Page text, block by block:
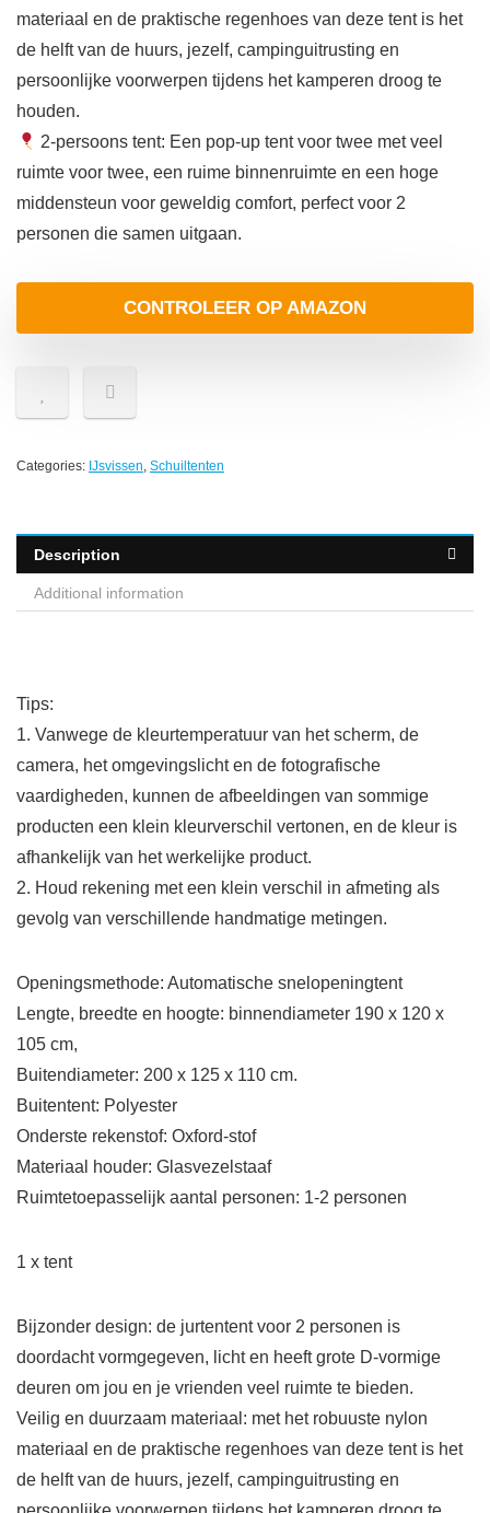
materiaal en de praktische regenhoes van deze tent is het
de helft van de huurs, jezelf, campinguitrusting en
persoonlijke voorwerpen tijdens het kamperen droog te
houden.
2-persoons tent: Een pop-up tent voor twee met veel
ruimte voor twee, een ruime binnenruimte en een hoge
middensteun voor geweldig comfort, perfect voor 2
personen die samen uitgaan.
CONTROLEER OP AMAZON
Categories: IJsvissen, Schuiltenten
Description
Additional information
Tips:
1. Vanwege de kleurtemperatuur van het scherm, de
camera, het omgevingslicht en de fotografische
vaardigheden, kunnen de afbeeldingen van sommige
producten een klein kleurverschil vertonen, en de kleur is
afhankelijk van het werkelijke product.
2. Houd rekening met een klein verschil in afmeting als
gevolg van verschillende handmatige metingen.
Openingsmethode: Automatische snelopeningtent
Lengte, breedte en hoogte: binnendiameter 190 x 120 x
105 cm,
Buitendiameter: 200 x 125 x 110 cm.
Buitentent: Polyester
Onderste rekenstof: Oxford-stof
Materiaal houder: Glasvezelstaaf
Ruimtetoepasselijk aantal personen: 1-2 personen
1 x tent
Bijzonder design: de jurtentent voor 2 personen is
doordacht vormgegeven, licht en heeft grote D-vormige
deuren om jou en je vrienden veel ruimte te bieden.
Veilig en duurzaam materiaal: met het robuuste nylon
materiaal en de praktische regenhoes van deze tent is het
de helft van de huurs, jezelf, campinguitrusting en